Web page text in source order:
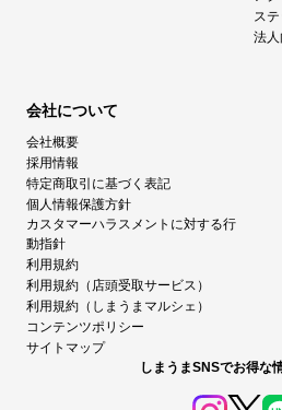
ス
法
会社について
会社概要
採用情報
特定商取引に基づく表記
個人情報保護方針
カスタマーハラスメントに対する行
動指針
利用規約
利用規約（店頭受取サービス）
利用規約（しまうまマルシェ）
コンテンツポリシー
サイトマップ
しまうまSNSでお得な